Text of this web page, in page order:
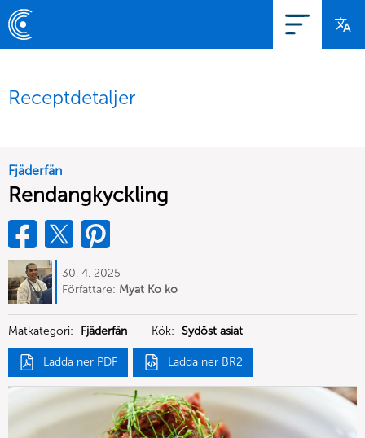
Receptdetaljer
Fjäderfän
Rendangkyckling
30. 4. 2025
Författare: Myat Ko ko
Matkategori: Fjäderfän Kök: Sydöst asiat
Ladda ner PDF Ladda ner BR2